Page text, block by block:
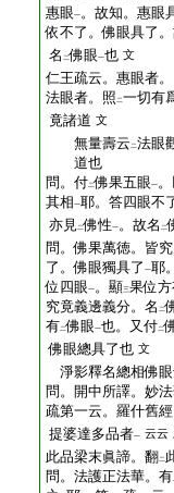
惠眼一。故知。惠眼
依不了。佛眼具了
名 二佛眼一也 文
仁王疏云。惠眼者
法眼者。照 二一切有
竟諸道 文
無量壽云 二法眼
道也
問。付二佛果五眼一
其相一耶。答四眼不
亦見二佛性一。故名 二
問。佛果萬徳。皆
了。佛眼獨具了 一耶
位四眼一。顯三果位
究竟義邊義分。名 二
有二佛眼一也。又付二
佛眼總具了也 文
淨影釋名總相佛
問。開中所譯。妙
疏第一云。羅什舊
提婆達多品者一 云云
此品梁末眞諦。翻二
問。法護正法華。有